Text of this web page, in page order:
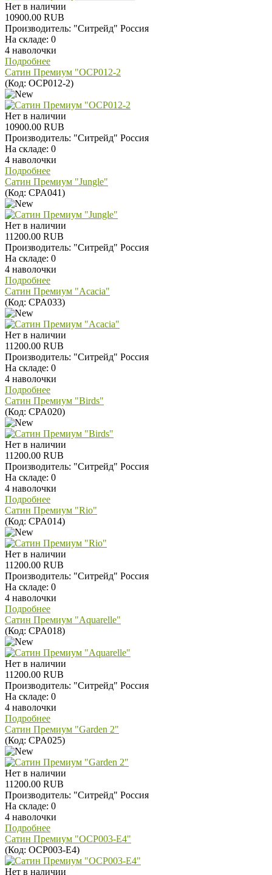
Нет в наличии
10900.00 RUB
Производитель: "Ситрейд" Россия
На складе: 0
4 наволочки
Подробнее
Сатин Премиум "OCP012-2
(Код: OCP012-2)
Нет в наличии
10900.00 RUB
Производитель: "Ситрейд" Россия
На складе: 0
4 наволочки
Подробнее
Сатин Премиум "Jungle"
(Код: CPA041)
Нет в наличии
11200.00 RUB
Производитель: "Ситрейд" Россия
На складе: 0
4 наволочки
Подробнее
Сатин Премиум "Acacia"
(Код: CPA033)
Нет в наличии
11200.00 RUB
Производитель: "Ситрейд" Россия
На складе: 0
4 наволочки
Подробнее
Сатин Премиум "Birds"
(Код: CPA020)
Нет в наличии
11200.00 RUB
Производитель: "Ситрейд" Россия
На складе: 0
4 наволочки
Подробнее
Сатин Премиум "Rio"
(Код: CPA014)
Нет в наличии
11200.00 RUB
Производитель: "Ситрейд" Россия
На складе: 0
4 наволочки
Подробнее
Сатин Премиум "Aquarelle"
(Код: CPA018)
Нет в наличии
11200.00 RUB
Производитель: "Ситрейд" Россия
На складе: 0
4 наволочки
Подробнее
Сатин Премиум "Garden 2"
(Код: CPA025)
Нет в наличии
11200.00 RUB
Производитель: "Ситрейд" Россия
На складе: 0
4 наволочки
Подробнее
Сатин Премиум "OCP003-E4"
(Код: OCP003-E4)
Нет в наличии